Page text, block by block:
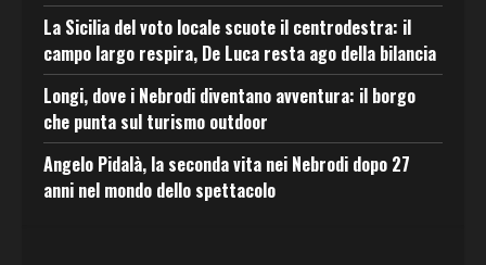
La Sicilia del voto locale scuote il centrodestra: il
campo largo respira, De Luca resta ago della bilancia
Longi, dove i Nebrodi diventano avventura: il borgo
che punta sul turismo outdoor
Angelo Pidalà, la seconda vita nei Nebrodi dopo 27
anni nel mondo dello spettacolo